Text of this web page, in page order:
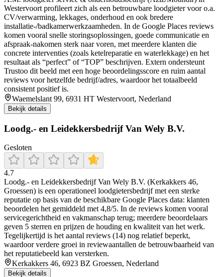
Westervoort profileert zich als een betrouwbare loodgieter voor o.a.
CV/verwarming, lekkages, onderhoud en ook bredere
installatie-/badkamerwerkzaamheden. In de Google Places reviews
komen vooral snelle storingsoplossingen, goede communicatie en
afspraak-nakomen sterk naar voren, met meerdere klanten die
concrete interventies (zoals ketelreparatie en waterlekkage) en het
resultaat als “perfect” of “TOP” beschrijven. Extern ondersteunt
Trustoo dit beeld met een hoge beoordelingsscore en ruim aantal
reviews voor hetzelfde bedrijf/adres, waardoor het totaalbeeld
consistent positief is.
Waemelslant 99, 6931 HT Westervoort, Nederland
Bekijk details
Loodg.- en Leidekkersbedrijf Van Wely B.V.
Gesloten
4.7
Loodg.- en Leidekkersbedrijf Van Wely B.V. (Kerkakkers 46,
Groessen) is een operationeel loodgietersbedrijf met een sterke
reputatie op basis van de beschikbare Google Places data: klanten
beoordelen het gemiddeld met 4,8/5. In de reviews komen vooral
servicegerichtheid en vakmanschap terug; meerdere beoordelaars
geven 5 sterren en prijzen de houding en kwaliteit van het werk.
Tegelijkertijd is het aantal reviews (14) nog relatief beperkt,
waardoor verdere groei in reviewaantallen de betrouwbaarheid van
het reputatiebeeld kan versterken.
Kerkakkers 46, 6923 BZ Groessen, Nederland
Bekijk details